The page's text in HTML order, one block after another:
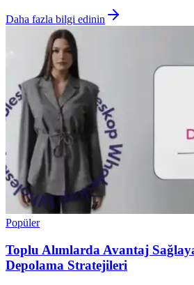
Daha fazla bilgi edinin
Popüler
Toplu Alımlarda Avantaj
Depolama Stratejileri